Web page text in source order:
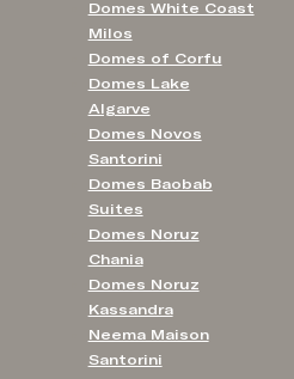
Domes White Coast
Milos
Domes of Corfu
Domes Lake
Algarve
Domes Novos
Santorini
Domes Baobab
Suites
Domes Noruz
Chania
Domes Noruz
Kassandra
Neema Maison
Santorini